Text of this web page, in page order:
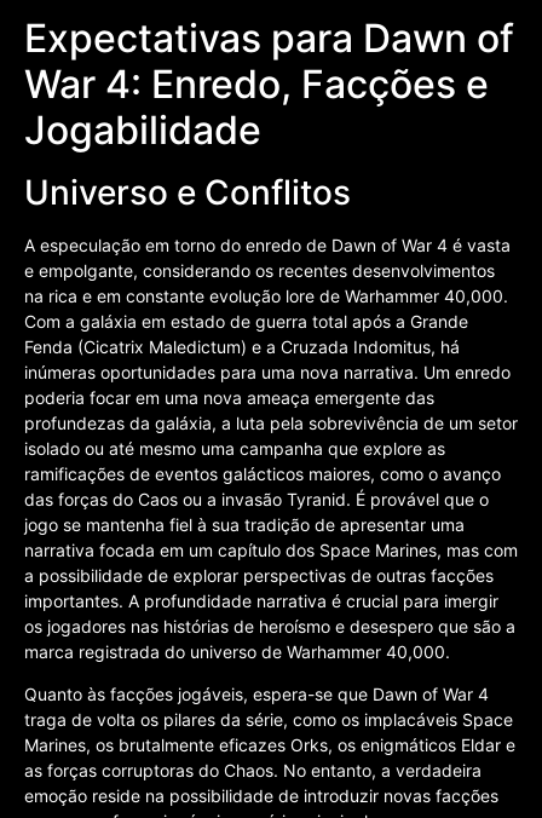
Expectativas para Dawn of
War 4: Enredo, Facções e
Jogabilidade
Universo e Conflitos
A especulação em torno do enredo de Dawn of War 4 é vasta
e empolgante, considerando os recentes desenvolvimentos
na rica e em constante evolução lore de Warhammer 40,000.
Com a galáxia em estado de guerra total após a Grande
Fenda (Cicatrix Maledictum) e a Cruzada Indomitus, há
inúmeras oportunidades para uma nova narrativa. Um enredo
poderia focar em uma nova ameaça emergente das
profundezas da galáxia, a luta pela sobrevivência de um setor
isolado ou até mesmo uma campanha que explore as
ramificações de eventos galácticos maiores, como o avanço
das forças do Caos ou a invasão Tyranid. É provável que o
jogo se mantenha fiel à sua tradição de apresentar uma
narrativa focada em um capítulo dos Space Marines, mas com
a possibilidade de explorar perspectivas de outras facções
importantes. A profundidade narrativa é crucial para imergir
os jogadores nas histórias de heroísmo e desespero que são a
marca registrada do universo de Warhammer 40,000.
Quanto às facções jogáveis, espera-se que Dawn of War 4
traga de volta os pilares da série, como os implacáveis Space
Marines, os brutalmente eficazes Orks, os enigmáticos Eldar e
as forças corruptoras do Chaos. No entanto, a verdadeira
emoção reside na possibilidade de introduzir novas facções